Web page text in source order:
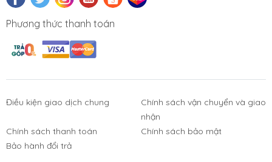
PC
Chuột, Loa, Tai
Phương thức thanh toán
Điều kiện giao dịch chung
Chính sách vận chuyển và giao
nhận
Chính sách thanh toán
Chính sách bảo mật
Bảo hành đổi trả